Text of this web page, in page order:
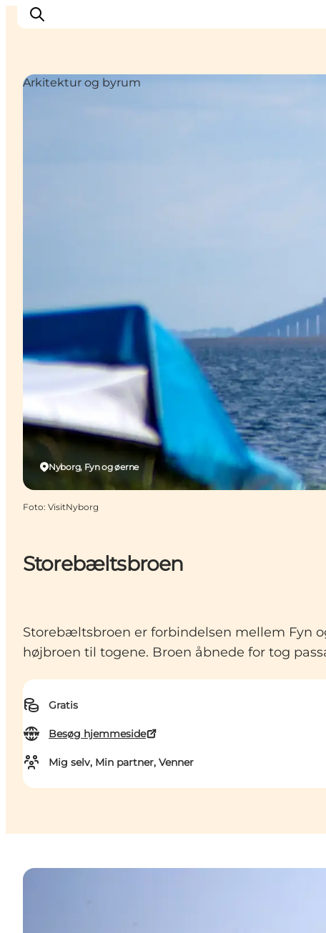
Storebæltsbroen
Storebæltsbroen er forbindelsen mellem Fyn
højbroen til togene. Broen åbnede for tog
Gratis
Besøg hjemmeside
Mig selv, Min partner, Venner
Nyborg, Fyn og øerne
Arkitektur og byrum
Foto: VisitNyborg